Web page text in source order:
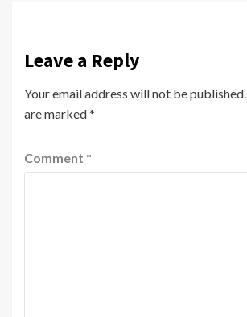
Leave a Reply
Your email address will not be published.
are marked*
Comment *